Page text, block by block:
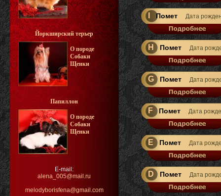
Йоркширский терьер
О породе
Собаки
Щенки
Папиллон
О породе
Собаки
Щенки
E-mail:
alena_005@mail.ru
melodyborisfena@gmail.com
Помет Дата
H Помет Дата
G Помет Дата
F Помет Дата
E Помет Дата
D Помет Дата